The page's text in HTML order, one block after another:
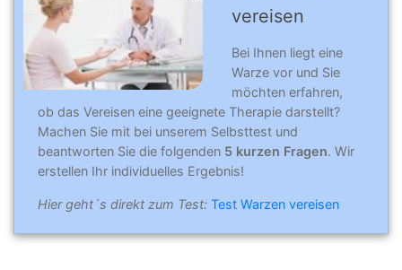
vereisen
Bei Ihnen liegt eine
Warze vor und Sie
möchten erfahren,
ob das Vereisen eine geeignete Therapie darstellt?
Machen Sie mit bei unserem Selbsttest und
beantworten Sie die folgenden 5 kurzen Fragen. Wir
erstellen Ihr individuelles Ergebnis!
Hier geht´s direkt zum Test: Test Warzen vereisen